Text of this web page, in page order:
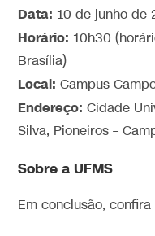
Data: 10 de junho de
Horário: 10h30
Brasília)
Local:Campus
Endereço:Cidade
Silva, Pioneiros –
Sobre a UFMS
Em conclusão,